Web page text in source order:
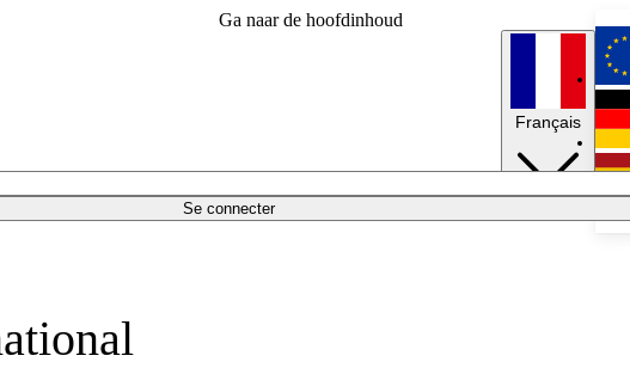
Ga naar de hoofdinhoud
Se connecter
Français